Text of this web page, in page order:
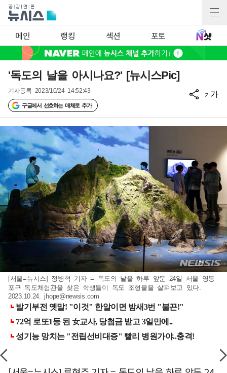
메인 랭킹 섹션 포토
'독도의 날을 아시나요?' [뉴시스Pic]
기사등록 2023/10/24 14:52:43
구글에서 선호하는 매체로 추가
가가
[서울=뉴시스] 정병혁 기자 = 독도의 날을 하루 앞둔 24일 서울 영등
포구 독도체험관을 찾은 학생들이 독도 조형물을 살펴보고 있다.
2023.10.24. jhope@newsis.com